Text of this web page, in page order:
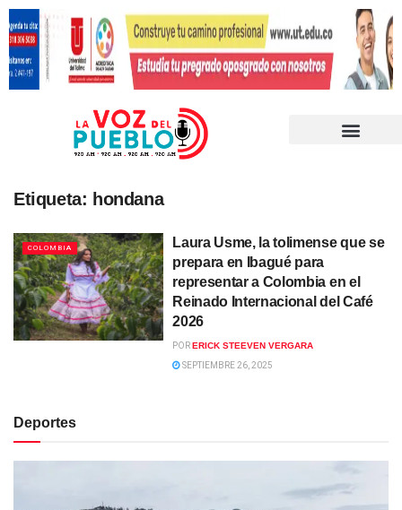
Etiqueta: hondana
COLOMBIA
Laura Usme, la tolimense que se
prepara en Ibagué para
representar a Colombia en el
Reinado Internacional del Café
2026
PORERICK STEEVEN VERGARA
SEPTIEMBRE 26, 2025
Deportes